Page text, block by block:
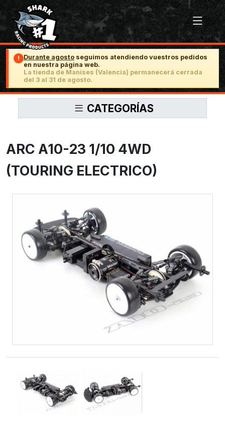
! Durante agosto seguimos atendiendo vuestros pedidos
en nuestra página web.
La tienda de Manises (Valencia) permanecerá cerrada
del 3 al 31 de agosto.
CATEGORÍAS
ARC A10-23 1/10 4WD
(TOURING ELECTRICO)